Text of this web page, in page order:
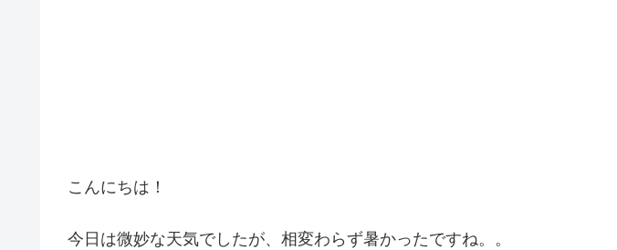
こんにちは！
今日は微妙な天気でしたが、相変わらず暑かったですね。。